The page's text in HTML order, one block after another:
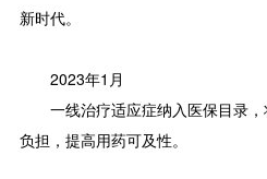
新时代。
2023年1月
一线治疗适应症纳入医保目录
负担，提高用药可及性。